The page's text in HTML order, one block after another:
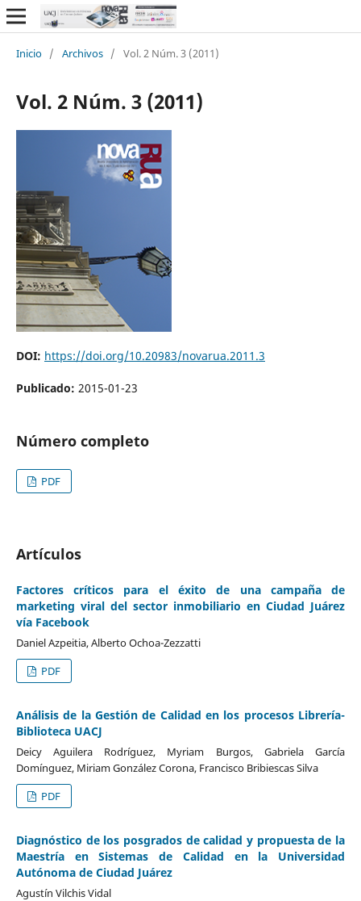
Inicio / Archivos / Vol. 2 Núm. 3 (2011)
Vol. 2 Núm. 3 (2011)
DOI: https://doi.org/10.20983/novarua.2011.3
Publicado: 2015-01-23
Número completo
PDF
Artículos
Factores críticos para el éxito de una campaña de
marketing viral del sector inmobiliario en Ciudad Juárez
vía Facebook
Daniel Azpeitia, Alberto Ochoa-Zezzatti
PDF
Análisis de la Gestión de Calidad en los procesos Librería-
Biblioteca UACJ
Deicy Aguilera Rodríguez, Myriam Burgos, Gabriela García
Domínguez, Miriam González Corona, Francisco Bribiescas Silva
PDF
Diagnóstico de los posgrados de calidad y propuesta de la
Maestría en Sistemas de Calidad en la Universidad
Autónoma de Ciudad Juárez
Agustín Vilchis Vidal